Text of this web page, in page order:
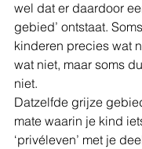
wel dat er daardoor
gebied’ ontstaat.
kinderen precies wat
wat niet, maar soms
niet.
Datzelfde grijze
mate waarin je kind
‘privéleven’ met je